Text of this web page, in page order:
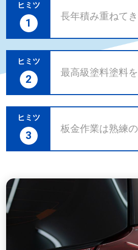
ヒミツ
1
長年積み重ねて
ヒミツ
2
最高級塗料塗料を
ヒミツ
3
板金作業は熟練